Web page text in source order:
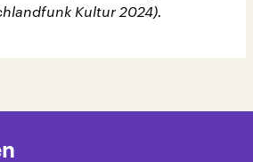
Kultur 2024).